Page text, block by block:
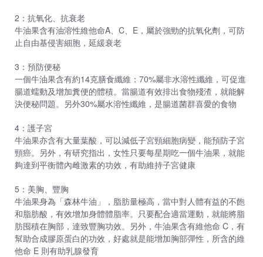
2：抗氧化、抗衰老
牛油果含有油溶性維他命A、C、E，屬於強勁的抗氧化劑，可防
止自由基侵害細胞，延緩衰老
3：預防便秘
一個牛油果含有約14克膳食纖維：70%屬非水溶性纖維，可促進
腸道蠕動及增加糞便的體積。當腸道有效排出食物殘渣，就能解
決便秘問題。另外30%屬水溶性纖維，是腸道菌群喜愛的食物
4：護子宮
牛油果亦含有大量葉酸，可以減低子宮頸細胞病變，能預防子宮
頸癌。另外，有研究指出，女性只要每星期吃一個牛油果，就能
夠達到平衡體內雌激素的功效，有助維持子宮健康
5：美胸、豐胸
牛油果身為「森林牛油」，脂肪量極高，當中對人體有益的不飽
和脂肪酸，有效增加身體體脂率。只要配合適當運動，就能將脂
肪囤積在胸部，達致豐胸功效。另外，牛油果含有維他命 C，有
幫助合成膠原蛋白的功效，好處就是能增加胸部彈性，所含的維
他命 E 則有助乳腺發育